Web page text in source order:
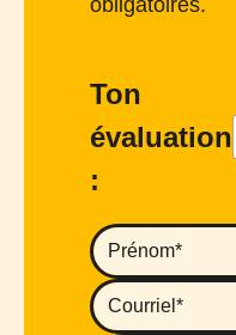
Ton
évaluation
: